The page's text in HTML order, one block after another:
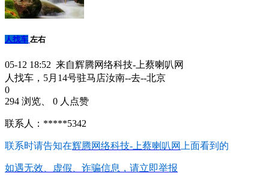
人找车 左右
05-12 18:52 来自辉腾网络科技-上蔡喇叭网
人找车，5月14号驻马店汝南--去--北京
0
294 浏览、 0 人点赞
联系人：*****5342
联系时请告知在辉腾网络科技-上蔡喇叭网 上面看到的
如遇无效、虚假、诈骗信息，请立即举报